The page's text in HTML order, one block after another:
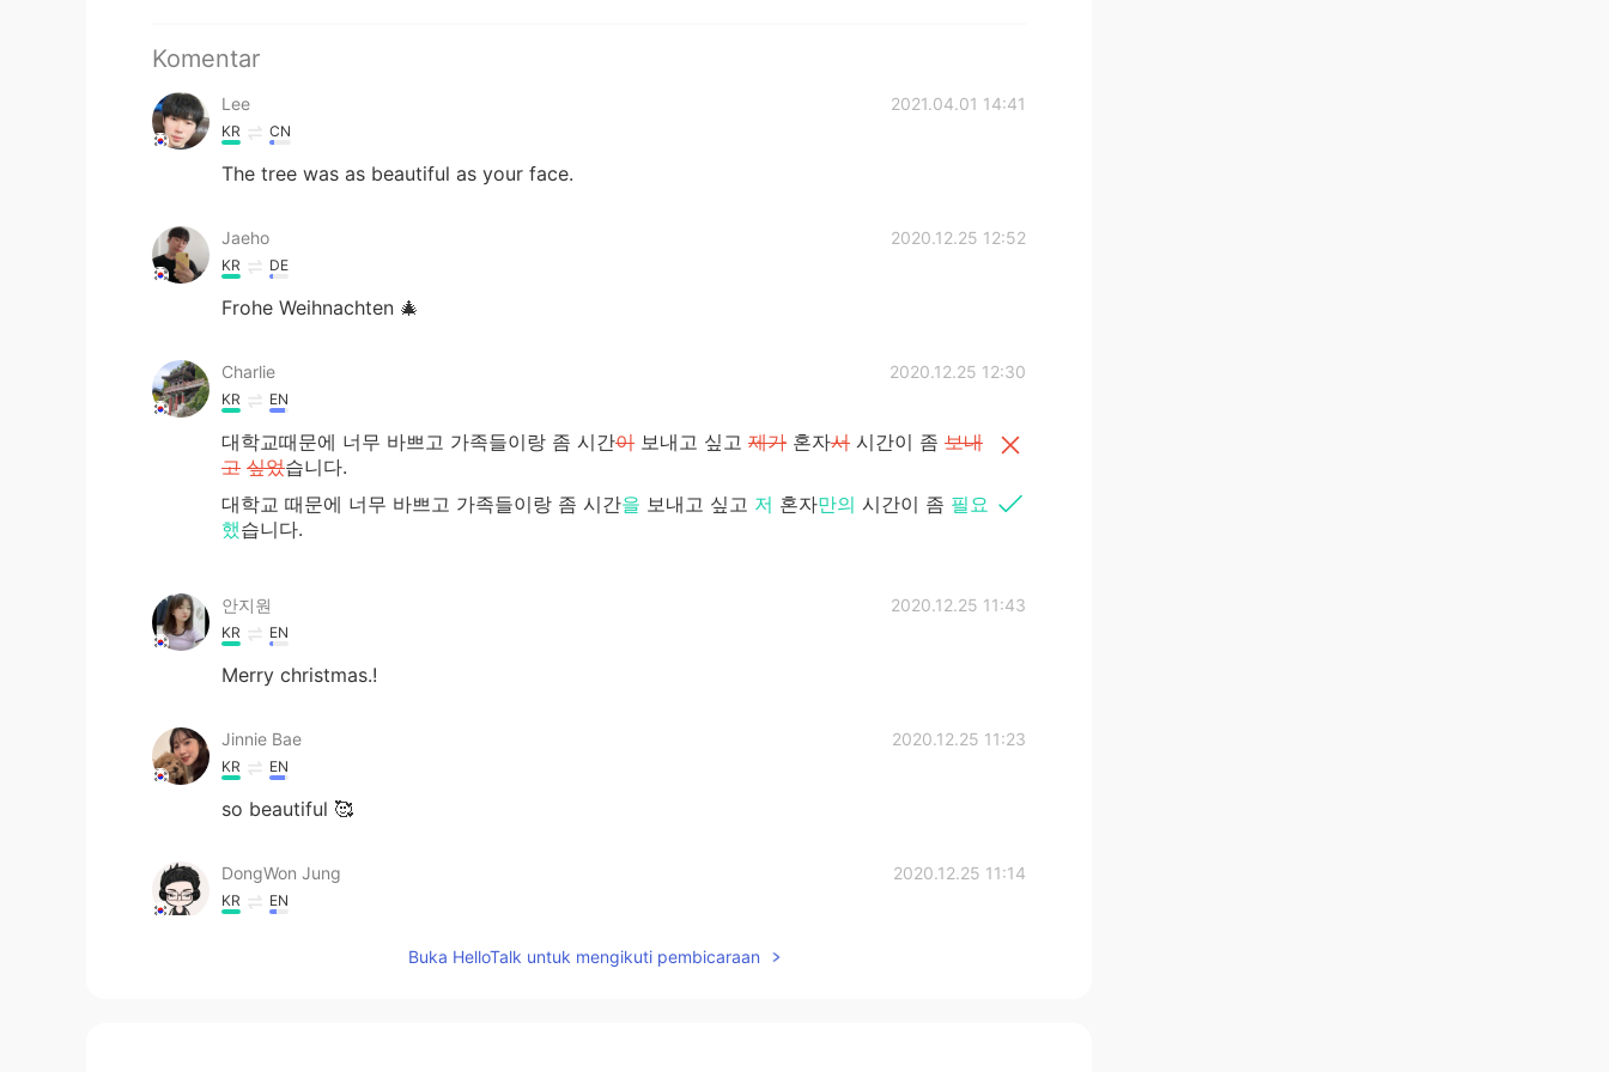
Komentar
Lee 2021.04.01 14:41
KR CN
The tree was as beautiful as your face.
Jaeho 2020.12.25 12:52
KR DE
Frohe Weihnachten 🎄
Charlie 2020.12.25 12:30
KR EN
대학교때문에 너무 바쁘고 가족들이랑 좀 시간이 보내고 싶고 제가 혼자서 시간이 좀 보내
고 싶었습니다.
대학교 때문에 너무 바쁘고 가족들이랑 좀 시간을 보내고 싶고 저 혼자만의 시간이 좀 필요
했습니다.
안지원 2020.12.25 11:43
KR EN
Merry christmas.!
Jinnie Bae 2020.12.25 11:23
KR EN
so beautiful 🥰
DongWon Jung 2020.12.25 11:14
KR EN
Buka HelloTalk untuk mengikuti pembicaraan